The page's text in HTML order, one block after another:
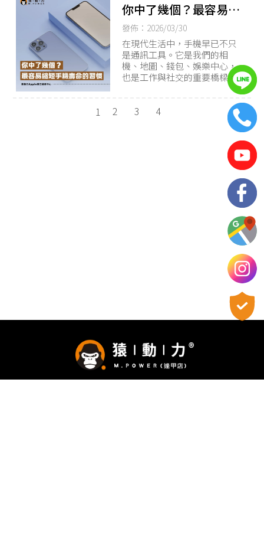
你中了幾個？最容易縮
短手機壽命的習慣
發佈：2026/03/30
在現代生活中，手機早已不只
是通訊工具。它是我們的相
機、地圖、錢包、娛樂中心，
也是工作與社交的重要橋樑。
1 2 3 4